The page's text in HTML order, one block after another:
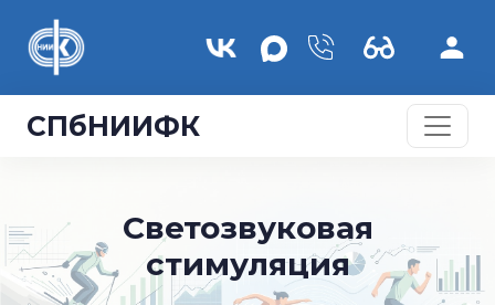
СПбНИИФК
Светозвуковая
стимуляция